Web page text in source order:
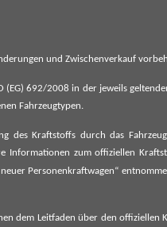
und Zwischenverkauf
692/2008 in der jeweils
Fahrzeugtypen.
des Kraftstoffs durch das
Informationen zum offiziellen
Personenkraftwagen“
dem Leitfaden über den offiziellen